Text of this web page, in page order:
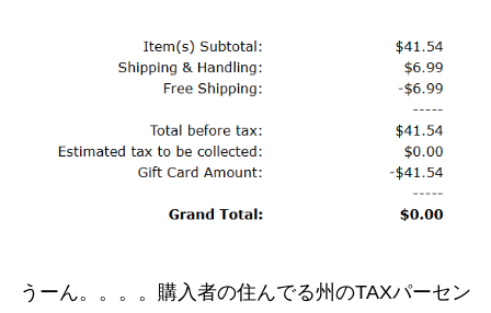
うーん。。。。購入者の住んでる州のTAXパーセン